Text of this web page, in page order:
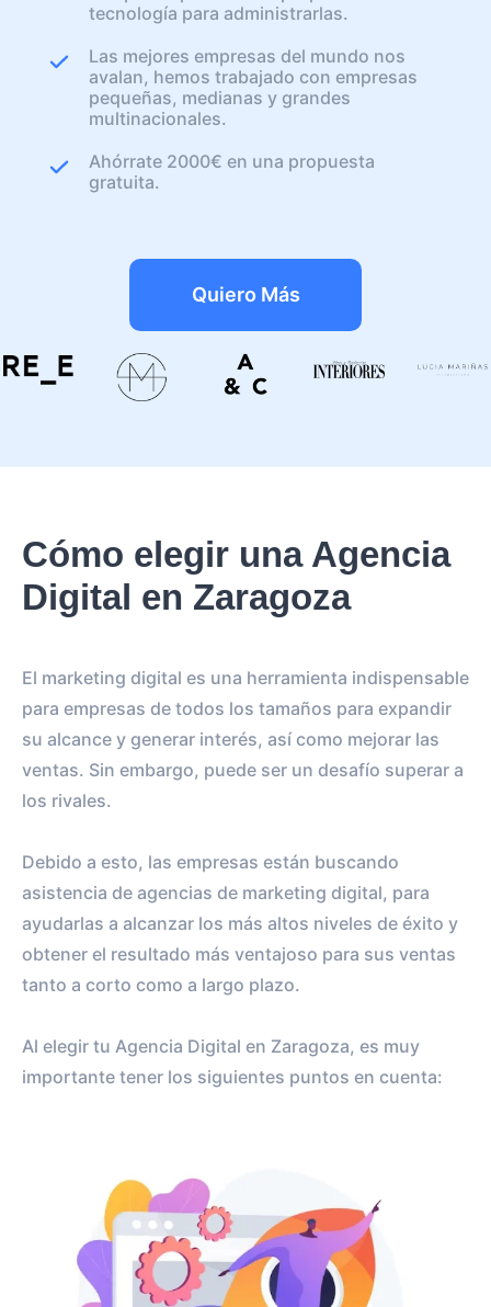
tecnología para administrarlas.
Las mejores empresas del mundo nos
avalan, hemos trabajado con empresas
pequeñas, medianas y grandes
multinacionales.
Ahórrate 2000€ en una propuesta
gratuita.
Quiero Más
Cómo elegir una Agencia
Digital en Zaragoza
El marketing digital es una herramienta indispensable
para empresas de todos los tamaños para expandir
su alcance y generar interés, así como mejorar las
ventas. Sin embargo, puede ser un desafío superar a
los rivales.
Debido a esto, las empresas están buscando
asistencia de agencias de marketing digital, para
ayudarlas a alcanzar los más altos niveles de éxito y
obtener el resultado más ventajoso para sus ventas
tanto a corto como a largo plazo.
Al elegir tu Agencia Digital en Zaragoza, es muy
importante tener los siguientes puntos en cuenta: